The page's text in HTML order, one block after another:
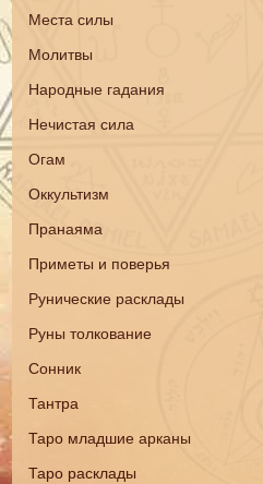
Места силы
Молитвы
Народные гадания
Нечистая сила
Огам
Оккультизм
Пранаяма
Приметы и поверья
Рунические расклады
Руны толкование
Сонник
Тантра
Таро младшие арканы
Таро расклады